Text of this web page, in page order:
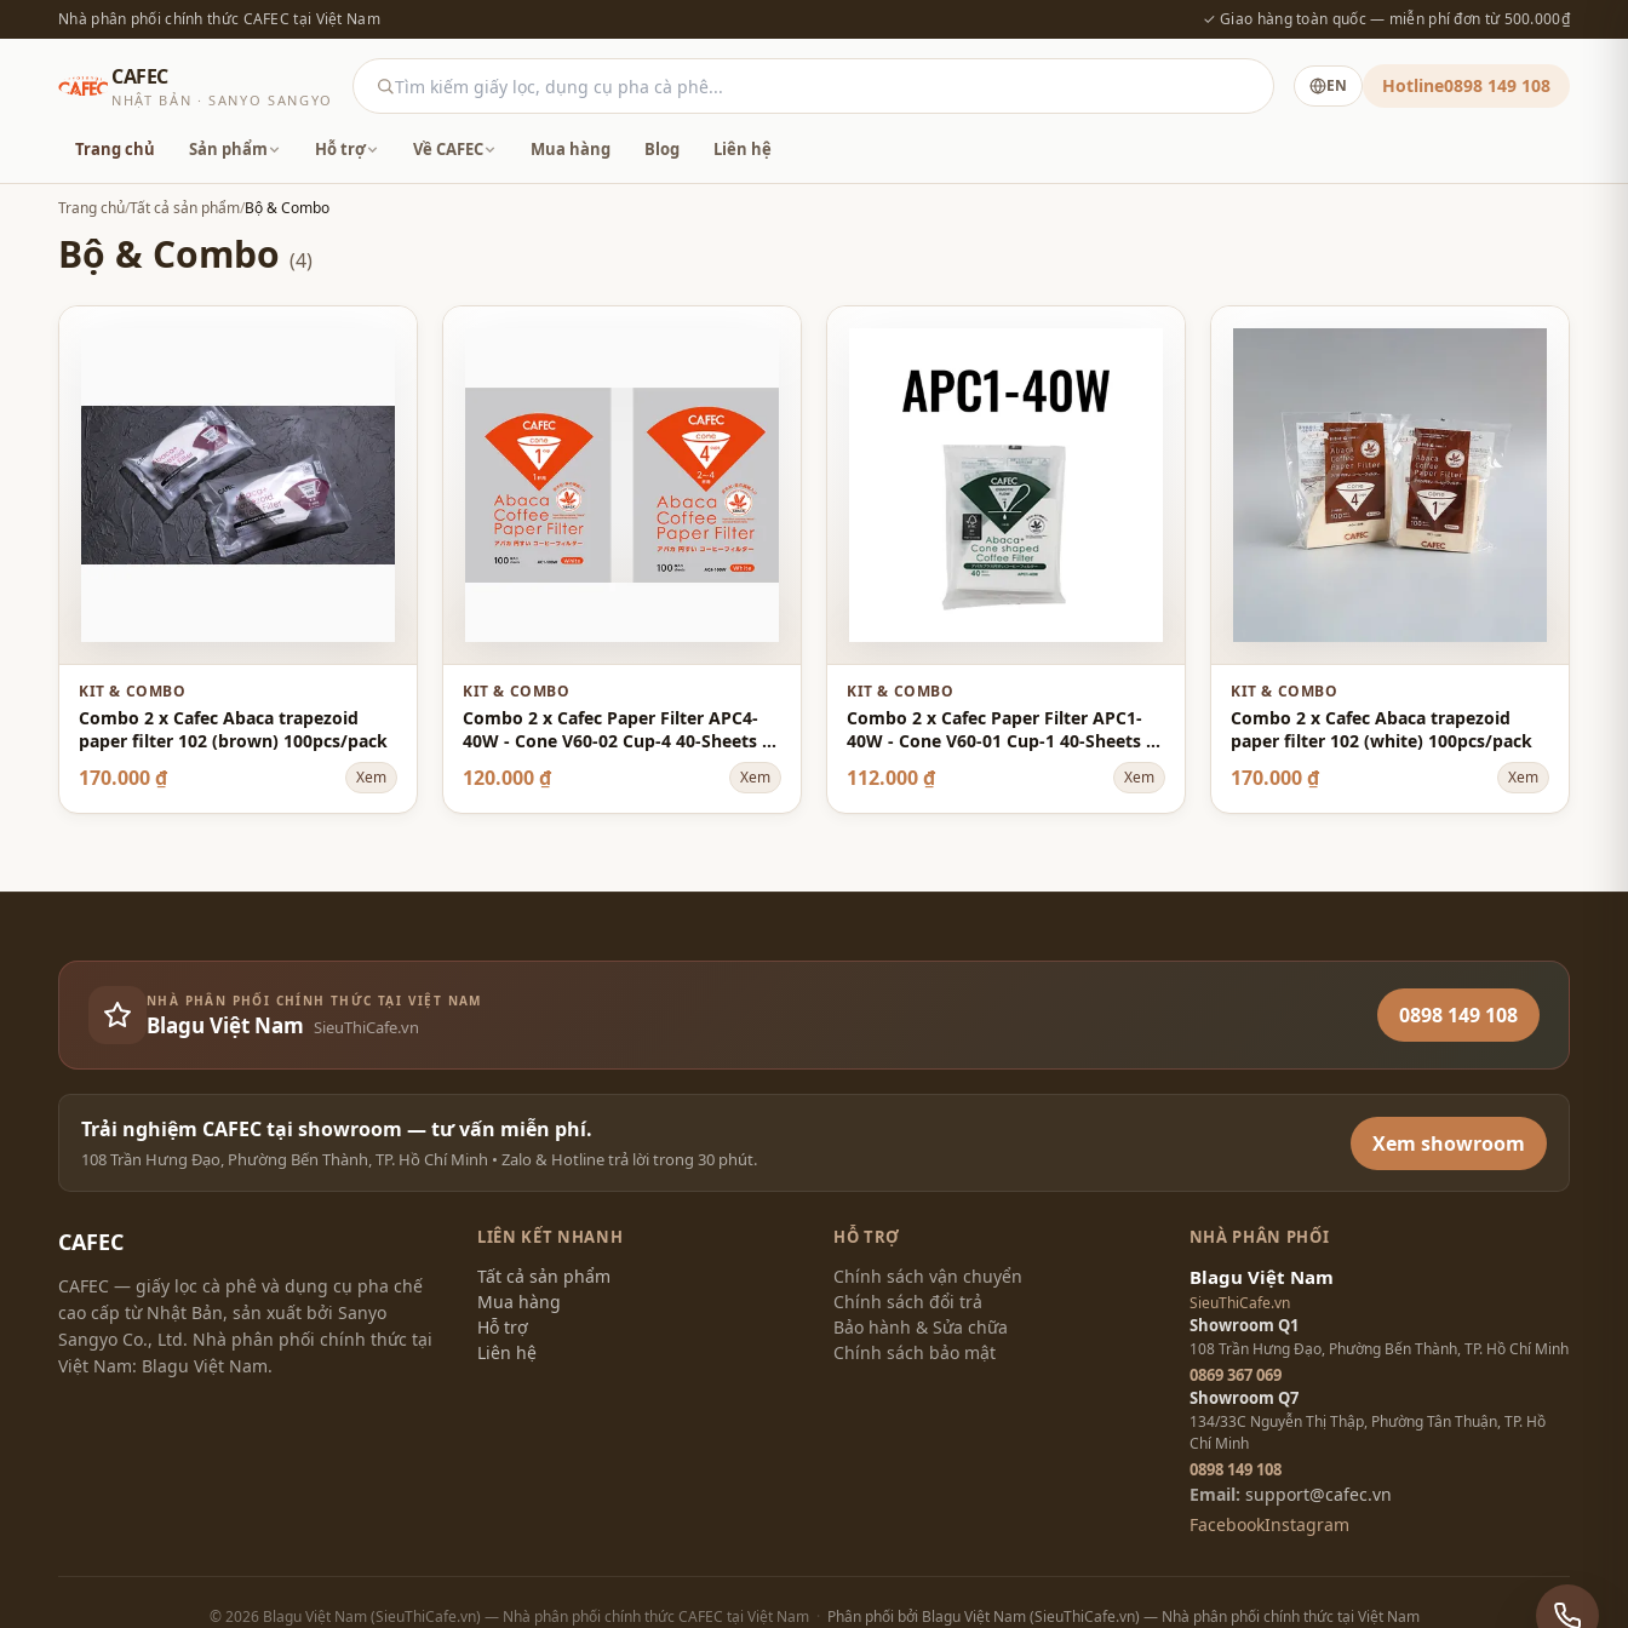
Nhà phân phối chính thức CAFEC tại Việt Nam ✓ Giao hàng toàn quốc — miễn phí đơn từ 500.000₫
CAFEC
NHẬT BẢN · SANYO SANGYO
EN Hotline0898 149 108
Trang chủ Sản phẩm Hỗ trợ Về CAFEC Mua hàng Blog Liên hệ
Trang chủ/Tất cả sản phẩm/Bộ & Combo
Bộ & Combo (4)
KIT & COMBO
Combo 2 x Cafec Abaca trapezoid
paper filter 102 (brown) 100pcs/pack
170.000 ₫ Xem
KIT & COMBO
Combo 2 x Cafec Paper Filter APC4-
40W - Cone V60-02 Cup-4 40-Sheets -
120.000 ₫ Xem
KIT & COMBO
Combo 2 x Cafec Paper Filter APC1-
40W - Cone V60-01 Cup-1 40-Sheets -
112.000 ₫ Xem
KIT & COMBO
Combo 2 x Cafec Abaca trapezoid
paper filter 102 (white) 100pcs/pack
170.000 ₫ Xem
NHÀ PHÂN PHỐI CHÍNH THỨC TẠI VIỆT NAM
Blagu Việt Nam SieuThiCafe.vn 0898 149 108
Trải nghiệm CAFEC tại showroom — tư vấn miễn phí.
108 Trần Hưng Đạo, Phường Bến Thành, TP. Hồ Chí Minh • Zalo & Hotline trả lời trong 30 phút.
Xem showroom
CAFEC
CAFEC — giấy lọc cà phê và dụng cụ pha chế
cao cấp từ Nhật Bản, sản xuất bởi Sanyo
Sangyo Co., Ltd. Nhà phân phối chính thức tại
Việt Nam: Blagu Việt Nam.
LIÊN KẾT NHANH
Tất cả sản phẩm
Mua hàng
Hỗ trợ
Liên hệ
HỖ TRỢ
Chính sách vận chuyển
Chính sách đổi trả
Bảo hành & Sửa chữa
Chính sách bảo mật
NHÀ PHÂN PHỐI
Blagu Việt Nam
SieuThiCafe.vn
Showroom Q1
108 Trần Hưng Đạo, Phường Bến Thành, TP. Hồ Chí Minh
0869 367 069
Showroom Q7
134/33C Nguyễn Thị Thập, Phường Tân Thuận, TP. Hồ
Chí Minh
0898 149 108
Email: support@cafec.vn
FacebookInstagram
© 2026 Blagu Việt Nam (SieuThiCafe.vn) — Nhà phân phối chính thức CAFEC tại Việt Nam · Phân phối bởi Blagu Việt Nam (SieuThiCafe.vn) — Nhà phân phối chính thức tại Việt Nam